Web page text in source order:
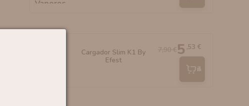
Cargador Slim K1 By
Efest
5 ,53 €
Añadir